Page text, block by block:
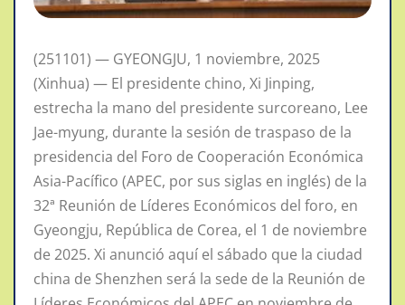
(251101) — GYEONGJU, 1 noviembre, 2025
(Xinhua) — El presidente chino, Xi Jinping,
estrecha la mano del presidente surcoreano, Lee
Jae-myung, durante la sesión de traspaso de la
presidencia del Foro de Cooperación Económica
Asia-Pacífico (APEC, por sus siglas en inglés) de la
32ª Reunión de Líderes Económicos del foro, en
Gyeongju, República de Corea, el 1 de noviembre
de 2025. Xi anunció aquí el sábado que la ciudad
china de Shenzhen será la sede de la Reunión de